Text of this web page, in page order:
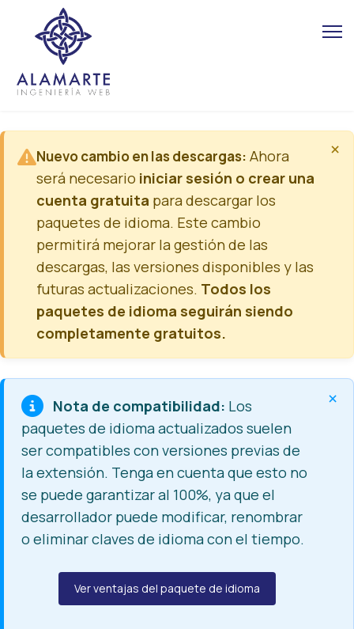
×
Nuevo cambio en las descargas: Ahora
será necesario iniciar sesión o crear una
cuenta gratuita para descargar los
paquetes de idioma. Este cambio
permitirá mejorar la gestión de las
descargas, las versiones disponibles y las
futuras actualizaciones. Todos los
paquetes de idioma seguirán siendo
completamente gratuitos.
×
Nota de compatibilidad: Los
paquetes de idioma actualizados suelen
ser compatibles con versiones previas de
la extensión. Tenga en cuenta que esto no
se puede garantizar al 100%, ya que el
desarrollador puede modificar, renombrar
o eliminar claves de idioma con el tiempo.
Ver ventajas del paquete de idioma